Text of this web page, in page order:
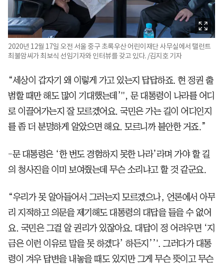
2020년 12월 17일 오전 서울 중구 초록우산 어린이재단 사무실에서 탤런트
최불암씨가 최보식 선임기자와 인터뷰를 갖고 있다. /김지호 기자
“세상이 갑자기 왜 이렇게 가고 있는지 답답하죠. 현 정권 출
범할 때만 해도 많이 기대했는데’'', 문 대통령이 나라를 어디
로 이끌어가는지 잘 모르겠어요. 국민은 가는 길이 어디인지
를 좀 더 분명하게 알았으면 해요. 모르니까 불안한 거죠.”
-문 대통령은 ‘한 번도 경험하지 못한 나라’라며 가야 할 길
의 청사진을 이미 보여줬는데 무슨 소리냐고 할 것 같군요.
“우리가 못 알아들어서 그러는지 모르겠으나, 언론에서 아무
리 지적하고 의문을 제기해도 대통령의 대답을 들을 수 없어
요. 국민은 그걸 알 권리가 있잖아요. 대답이 정 어려우면 ‘지
금은 이런 이유로 말을 못 하겠다’ 하든지’’'. 그러다가 대통
령이 겨우 답변을 내놓을 때도 있지만 그게 무슨 뜻이고 무슨